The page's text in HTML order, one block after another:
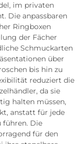
im privaten
Die anpassbaren
Ringboxen
der Fächer
Schmuckarten
über
bis hin zu
reduziert die
da sie
halten müssen,
anstatt für jede
führen. Die
für den